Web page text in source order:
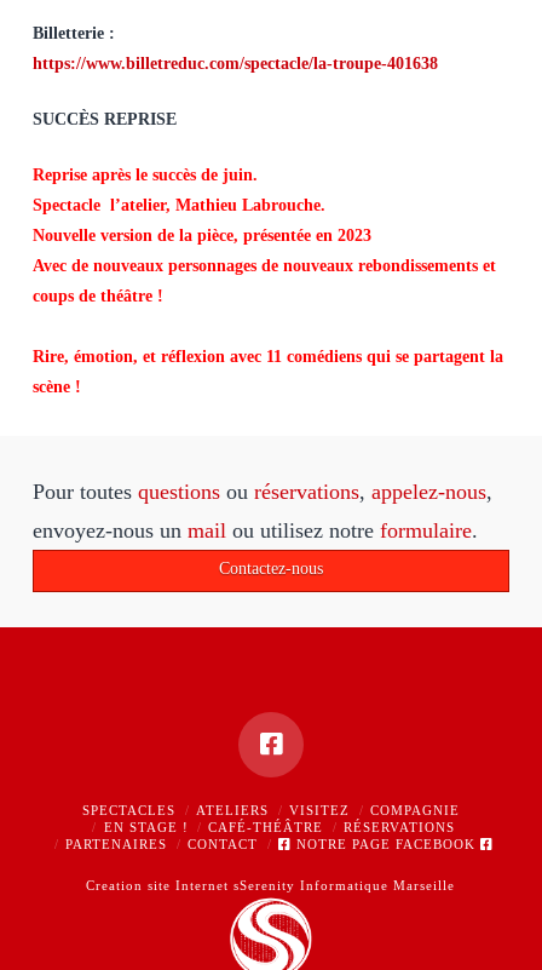
Billetterie :
https://www.billetreduc.com/spectacle/la-troupe-401638
SUCCÈS REPRISE
Reprise après le succès de juin.
Spectacle l’atelier, Mathieu Labrouche.
Nouvelle version de la pièce, présentée en 2023
Avec de nouveaux personnages de nouveaux rebondissements et
coups de théâtre !
Rire, émotion, et réflexion avec 11 comédiens qui se partagent la
scène !
Pour toutes questionsou réservations, appelez-nous,
envoyez-nous un mail ou utilisez notre formulaire.
Contactez-nous
SPECTACLES ATELIERS VISITEZ
COMPAGNIE
EN STAGE !
CAFÉ-THÉÂTRE
RÉSERVATIONS
PARTENAIRES
CONTACT NOTRE PAGE FACEBOOK
Creation site Internet sSerenity Informatique Marseille